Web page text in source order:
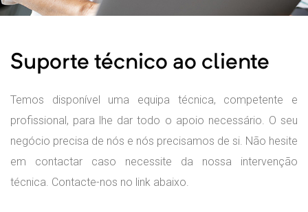
Suporte técnico ao cliente
Temos disponível uma equipa técnica, competente e
profissional, para lhe dar todo o apoio necessário. O seu
negócio precisa de nós e nós precisamos de si. Não hesite
em contactar caso necessite da nossa intervenção
técnica. Contacte-nos no link abaixo.